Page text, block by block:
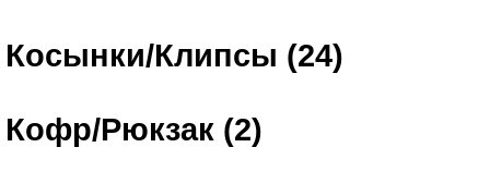
Косынки/Клипсы (24)
Кофр/Рюкзак (2)